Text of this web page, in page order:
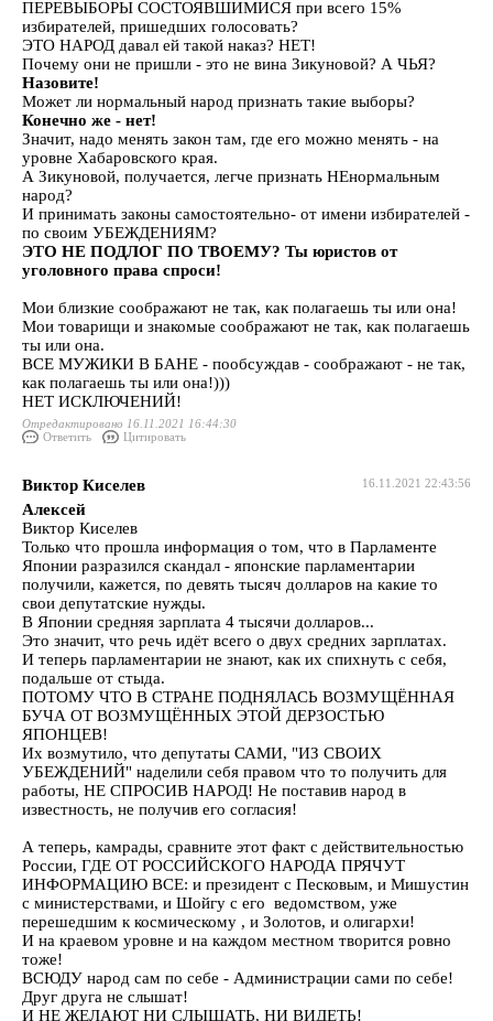
ПЕРЕВЫБОРЫ СОСТОЯВШИМИСЯ при всего 15%
избирателей, пришедших голосовать?
ЭТО НАРОД давал ей такой наказ? НЕТ!
Почему они не пришли - это не вина Зикуновой? А ЧЬЯ?
Назовите!
Может ли нормальный народ признать такие выборы?
Конечно же - нет!
Значит, надо менять закон там, где его можно менять - на
уровне Хабаровского края.
А Зикуновой, получается, легче признать НЕнормальным
народ?
И принимать законы самостоятельно- от имени избирателей -
по своим УБЕЖДЕНИЯМ?
ЭТО НЕ ПОДЛОГ ПО ТВОЕМУ? Ты юристов от
уголовного права спроси!
Мои близкие соображают не так, как полагаешь ты или она!
Мои товарищи и знакомые соображают не так, как полагаешь
ты или она.
ВСЕ МУЖИКИ В БАНЕ - пообсуждав - соображают - не так,
как полагаешь ты или она!)))
НЕТ ИСКЛЮЧЕНИЙ!
Отредактировано 16.11.2021 16:44:30
Ответить
Цитировать
16.11.2021 22:43:56
Виктор Киселев
Алексей
Виктор Киселев
Только что прошла информация о том, что в Парламенте
Японии разразился скандал - японские парламентарии
получили, кажется, по девять тысяч долларов на какие то
свои депутатские нужды.
В Японии средняя зарплата 4 тысячи долларов...
Это значит, что речь идёт всего о двух средних зарплатах.
И теперь парламентарии не знают, как их спихнуть с себя,
подальше от стыда.
ПОТОМУ ЧТО В СТРАНЕ ПОДНЯЛАСЬ ВОЗМУЩЁННАЯ
БУЧА ОТ ВОЗМУЩЁННЫХ ЭТОЙ ДЕРЗОСТЬЮ
ЯПОНЦЕВ!
Их возмутило, что депутаты САМИ, "ИЗ СВОИХ
УБЕЖДЕНИЙ" наделили себя правом что то получить для
работы, НЕ СПРОСИВ НАРОД! Не поставив народ в
известность, не получив его согласия!
А теперь, камрады, сравните этот факт с действительностью
России, ГДЕ ОТ РОССИЙСКОГО НАРОДА ПРЯЧУТ
ИНФОРМАЦИЮ ВСЕ: и президент с Песковым, и Мишустин
с министерствами, и Шойгу с его ведомством, уже
перешедшим к космическому , и Золотов, и олигархи!
И на краевом уровне и на каждом местном творится ровно
тоже!
ВСЮДУ народ сам по себе - Администрации сами по себе!
Друг друга не слышат!
И НЕ ЖЕЛАЮТ НИ СЛЫШАТЬ, НИ ВИДЕТЬ!